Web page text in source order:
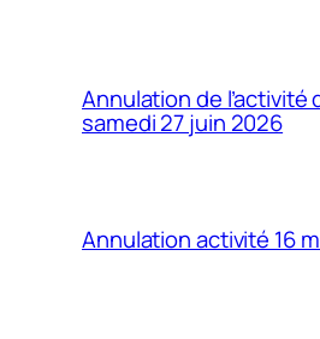
Annulation de l’activité
samedi 27 juin 2026
Annulation activité 16